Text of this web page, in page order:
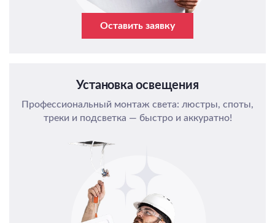
Оставить заявку
Установка освещения
Профессиональный монтаж света: люстры, споты,
треки и подсветка — быстро и аккуратно!